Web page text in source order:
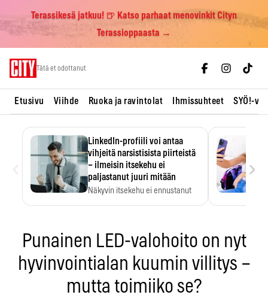
Terassikesä jatkuu! 🍺 Katso parhaat menovinkit Cityn
Terassioppaasta →
Tätä et odottanut
Etusivu Viihde Ruoka ja ravintolat Ihmissuhteet SYÖ!-
LinkedIn-profiili voi antaa
vihjeitä narsistisista piirteistä
– ilmeisin itsekehu ei
paljastanut juuri mitään
Näkyvin itsekehu ei ennustanut
›
Punainen LED-valohoito on nyt
hyvinvointialan kuumin villitys –
mutta toimiiko se?